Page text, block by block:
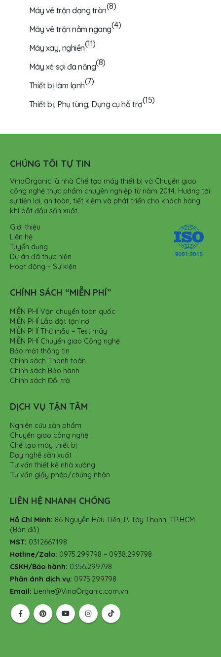
Máy vê trộn dạng tròn(8)
Máy vê trộn nằm ngang(4)
Máy xay, nghiền(11)
Máy xé sợi đa năng(8)
Thiết bị làm lạnh(7)
Thiết bị, Phụ tùng, Dụng cụ hỗ trợ(15)
CHÚNG TÔI TỰ TIN
VinaOrganic là nhà Chế tạo máy thiết bị và Chuyển giao
công nghệ thực phẩm chuyên nghiệp từ năm 2014. Hướng tới
sự tiện lợi, an toàn, tiết kiệm và phát triển cho khách hàng
khi bắt đầu sản xuất.
Giới thiệu
Liên hệ
Tuyển dụng
Dự án đã thực hiện
Hoạt động – Sự kiện
CHÍNH SÁCH “MIỄN PHÍ”
MIỄN PHÍ Vận chuyển toàn quốc
MIỄN PHÍ Lắp đặt tận nơi
MIỄN PHÍ Thử mẫu – Test máy
MIỄN PHÍ Chuyển giao Công nghệ
Bảo mật thông tin
Chính sách Thanh toán
Chính sách Bảo hành
Chính sách Đổi trả
DỊCH VỤ TẬN TÂM
Nghiên cứu sản phẩm
Chuyển giao công nghệ
Chế tạo máy thiết bị
Dạy nghề sản xuất
Tư vấn thiết kế nhà xưởng
Tư vấn giấy phép/chứng nhận
LIÊN HỆ NHANH CHÓNG
Hồ Chí Minh: 86 Nguyễn Hữu Tiến, P. Tây Thạnh, TP.HCM
(Bản đồ)
MST: 0312667198
Hotline/Zalo: 0975.299798 – 0938.299798
CSKH/Bảo hành: 0356.299798
Phản ánh dịch vụ: 0975.299798
Email: Lienhe@VinaOrganic.com.vn